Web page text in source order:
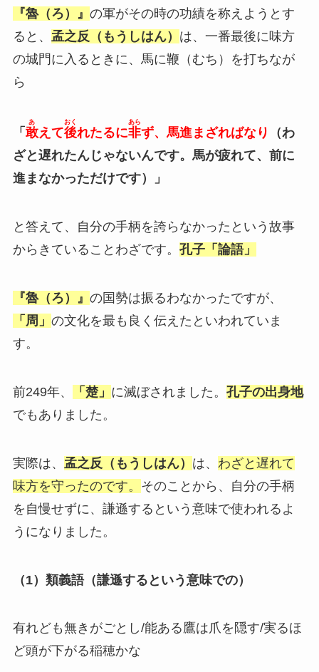
『魯（ろ）』 の軍がその時の功績を称えようとす
ると、 孟之反（もうしはん） は、一番最後に味方
の城門に入るときに、馬に鞭（むち）を打ちなが
ら
「 敢
あ
えて後
おく
れたるに非
あら
ず、馬進まざればなり
（わ
ざと遅れたんじゃないんです。馬が疲れて、前に
進まなかっただけです）」
と答えて、自分の手柄を誇らなかったという故事
からきていることわざです。 孔子「論語」
『魯（ろ）』 の国勢は振るわなかったですが、
「周」 の文化を最も良く伝えたといわれていま
す。
前249年、 「楚」 に滅ぼされました。 孔子の出身地
でもありました。
実際は、 孟之反（もうしはん） は、 わざと遅れて
味方を守ったのです。 そのことから、自分の手柄
を自慢せずに、謙遜するという意味で使われるよ
うになりました。
（1）類義語（謙遜するという意味での）
有れども無きがごとし/能ある鷹は爪を隠す/実るほ
ど頭が下がる稲穂かな